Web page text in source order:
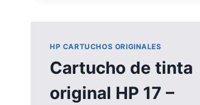
46
PACK
+
HP CARTUCHOS ORIGINALES
Cartucho de tinta
original HP 17 –